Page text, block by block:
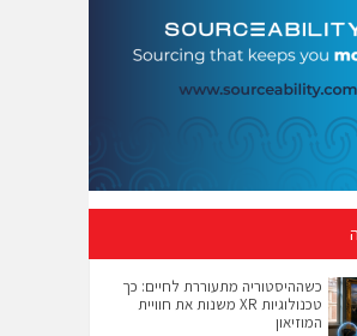
כשההיסטוריה מתעוררת לחיים: כך
טכנולוגיות XR משנות את חוויית
המוזיאון